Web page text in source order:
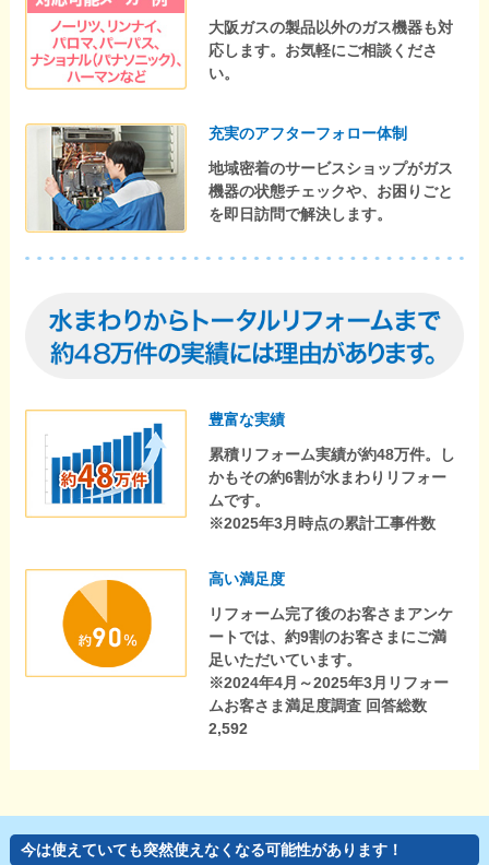
大阪ガスの製品以外のガス機器も対
応します。お気軽にご相談くださ
い。
充実のアフターフォロー体制
地域密着のサービスショップがガス
機器の状態チェックや、お困りごと
を即日訪問で解決します。
豊富な実績
累積リフォーム実績が約48万件。し
かもその約6割が水まわりリフォー
ムです。
※2025年3月時点の累計工事件数
高い満足度
リフォーム完了後のお客さまアンケ
ートでは、約9割のお客さまにご満
足いただいています。
※2024年4月～2025年3月リフォー
ムお客さま満足度調査 回答総数
2,592
今は使えていても突然使えなくなる可能性があります！